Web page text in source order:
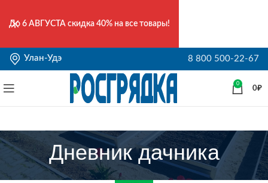
Улан-Удэ 8 800 500-22-67
0
0₽
Дневник дачника
До 6 АВГУСТА скидка 40% на все товары!